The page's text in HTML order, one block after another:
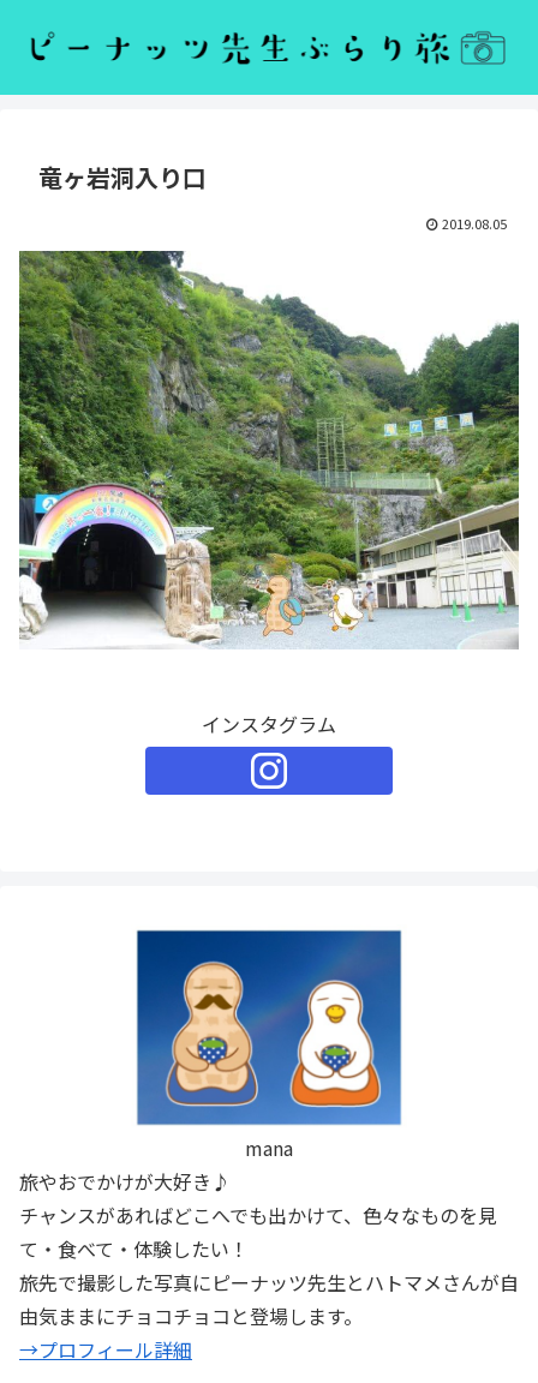
竜ヶ岩洞入り口
2019.08.05
インスタグラム
mana
旅やおでかけが大好き♪
チャンスがあればどこへでも出かけて、色々なものを見
て・食べて・体験したい！
旅先で撮影した写真にピーナッツ先生とハトマメさんが自
由気ままにチョコチョコと登場します。
→プロフィール詳細